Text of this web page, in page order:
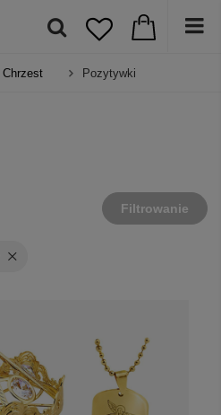
Chrzest Pozytywki
Filtrowanie